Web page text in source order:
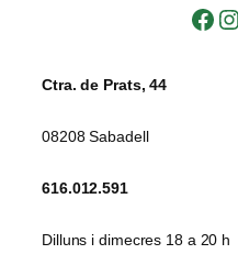
Facebook Instagram
Ctra. de Prats, 44
08208 Sabadell
616.012.591
Dilluns i dimecres 18 a 20 h